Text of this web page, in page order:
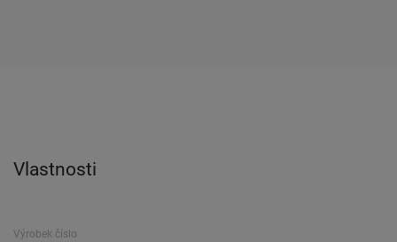
Vlastnosti
Výrobek číslo